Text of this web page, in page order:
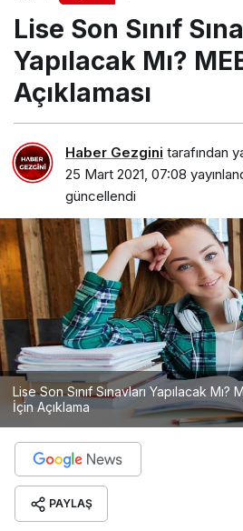
Lise Son Sınıf
Yapılacak Mı?
Açıklaması
Haber Gezgini tarafından
25 Mart 2021, 07:08
güncellendi
Lise Son Sınıf Sınavları Yapılacak Mı?
İçin Açıklama
PAYLAŞ